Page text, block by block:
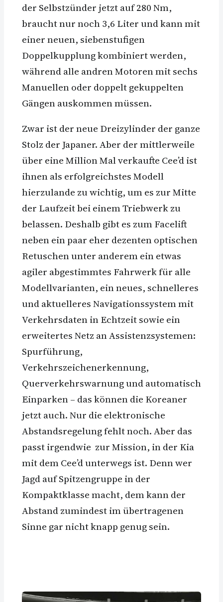
der Selbstzünder jetzt auf 280 Nm,
braucht nur noch 3,6 Liter und kann mit
einer neuen, siebenstufigen
Doppelkupplung kombiniert werden,
während alle andren Motoren mit sechs
Manuellen oder doppelt gekuppelten
Gängen auskommen müssen.
Zwar ist der neue Dreizylinder der ganze
Stolz der Japaner. Aber der mittlerweile
über eine Million Mal verkaufte Cee’d ist
ihnen als erfolgreichstes Modell
hierzulande zu wichtig, um es zur Mitte
der Laufzeit bei einem Triebwerk zu
belassen. Deshalb gibt es zum Facelift
neben ein paar eher dezenten optischen
Retuschen unter anderem ein etwas
agiler abgestimmtes Fahrwerk für alle
Modellvarianten, ein neues, schnelleres
und aktuelleres Navigationssystem mit
Verkehrsdaten in Echtzeit sowie ein
erweitertes Netz an Assistenzsystemen:
Spurführung,
Verkehrszeichenerkennung,
Querverkehrswarnung und automatisch
Einparken – das können die Koreaner
jetzt auch. Nur die elektronische
Abstandsregelung fehlt noch. Aber das
passt irgendwie zur Mission, in der Kia
mit dem Cee’d unterwegs ist. Denn wer
Jagd auf Spitzengruppe in der
Kompaktklasse macht, dem kann der
Abstand zumindest im übertragenen
Sinne gar nicht knapp genug sein.